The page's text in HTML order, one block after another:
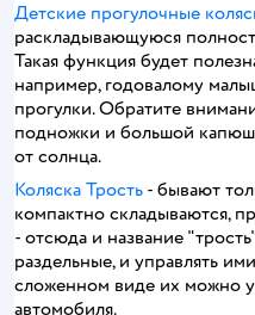
Детские прогулочные
раскладывающуюся
Такая функция будет
например, годовалому
прогулки. Обратите
подножки и большой
от солнца.
Коляска Трость - бывают
компактно складываются,
- отсюда и название
раздельные, и управлять
сложенном виде их можно
автомобиля.